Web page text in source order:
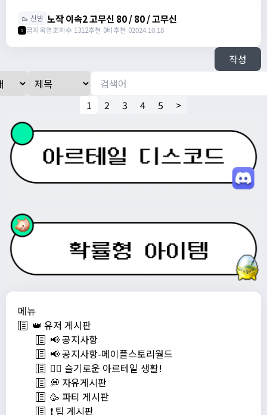
메뉴
👑 유저 게시판
📢 공지사항
📢 공지사항-메이플스토리월드
💁‍♂ 슬기로운 아르테일 생활!
💭 자유게시판
🥳 파티 게시판
❗️ 팁 게시판
🥾 신발 노작 이속2 고무신 80 / 80 / 고무신
1 금지옥엽조회수 1312추천 0비추천 02024.10.18
작성
1 2 3 4 5 >